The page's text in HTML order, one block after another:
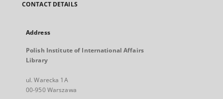
CONTACT DETAILS
Address
Polish Institute of International Affairs
Library
ul. Warecka 1A
00-950 Warszawa